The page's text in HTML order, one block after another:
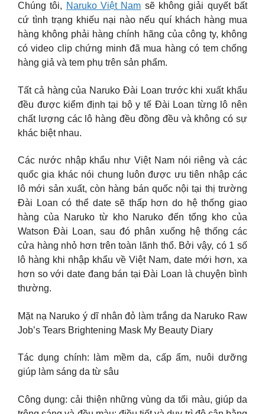
Chúng tôi, Naruko Việt Nam sẽ không giải quyết bất
cứ tình trạng khiếu nại nào nếu quí khách hàng mua
hàng không phải hàng chính hãng của công ty, không
có video clip chứng minh đã mua hàng có tem chống
hàng giả và tem phụ trên sản phẩm.
Tất cả hàng của Naruko Đài Loan trước khi xuất khẩu
đều được kiểm định tại bộ y tế Đài Loan từng lô nên
chất lượng các lô hàng đều đồng đều và không có sự
khác biệt nhau.
Các nước nhập khẩu như Việt Nam nói riêng và các
quốc gia khác nói chung luôn được ưu tiên nhập các
lô mới sản xuất, còn hàng bán quốc nội tại thị trường
Đài Loan có thể date sẽ thấp hơn do hệ thống giao
hàng của Naruko từ kho Naruko đến tổng kho của
Watson Đài Loan, sau đó phân xuống hệ thống các
cửa hàng nhỏ hơn trên toàn lãnh thổ. Bởi vậy, có 1 số
lô hàng khi nhập khẩu về Việt Nam, date mới hơn, xa
hơn so với date đang bán tại Đài Loan là chuyện bình
thường.
Mặt nạ Naruko ý dĩ nhân đỏ làm trắng da Naruko Raw
Job’s Tears Brightening Mask My Beauty Diary
Tác dụng chính: làm mềm da, cấp ẩm, nuôi dưỡng
giúp làm sáng da từ sâu
Công dụng: cải thiện những vùng da tối màu, giúp da